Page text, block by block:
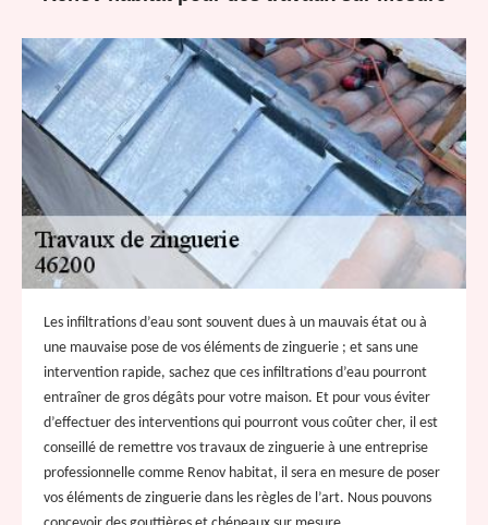
Les infiltrations d’eau sont souvent dues à un mauvais état ou à
une mauvaise pose de vos éléments de zinguerie ; et sans une
intervention rapide, sachez que ces infiltrations d’eau pourront
entraîner de gros dégâts pour votre maison. Et pour vous éviter
d’effectuer des interventions qui pourront vous coûter cher, il est
conseillé de remettre vos travaux de zinguerie à une entreprise
professionnelle comme Renov habitat, il sera en mesure de poser
vos éléments de zinguerie dans les règles de l’art. Nous pouvons